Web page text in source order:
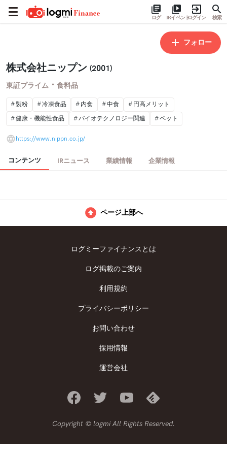
ログ IRイベントログイン 検索
フォロー
株式会社ニップン (2001)
東証プライム ・ 食料品
製粉 冷凍食品 内食 中食
円高メリット
健康・機能性食品
バイオテクノロジー関連 ペット
https://www.nippn.co.jp/
コンテンツ IRニュース 業績情報 企業情報
ページ上部へ
ログミーファイナンスとは
ログ掲載のご案内
利用規約
プライバシーポリシー
お問い合わせ
採用情報
運営会社
Copyright © logmi All Rights Reserved.